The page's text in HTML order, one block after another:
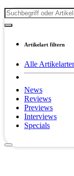
Artikelart filtern
Alle
News
Reviews
Previews
Interviews
Specials